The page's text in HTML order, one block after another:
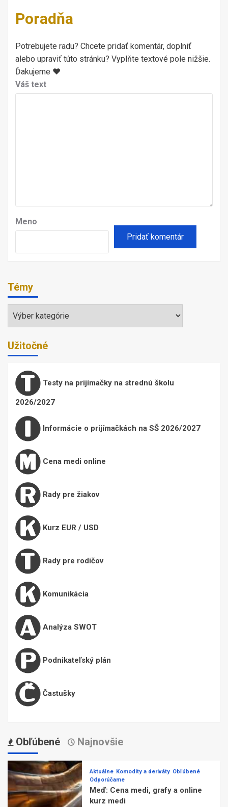
Poradňa
Potrebujete radu? Chcete pridať komentár, doplniť
alebo upraviť túto stránku? Vyplňte textové pole nižšie.
Ďakujeme ♥
Váš text
Meno
Témy
Témy
Užitočné
Testy na prijímačky na strednú školu
2026/2027
Informácie o prijímačkách na SŠ 2026/2027
Cena medi online
Rady pre žiakov
Kurz EUR / USD
Rady pre rodičov
Komunikácia
Analýza SWOT
Podnikateľský plán
Častušky
Obľúbené Najnovšie
Aktuálne Komodity a deriváty Obľúbené
Odporúčame
Meď: Cena medi, grafy a online
kurz medi